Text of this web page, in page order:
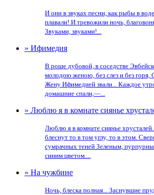
И они в звуках песни, как рыбы в
плавали! И тревожили ночь,
Звуками, звуками!...
» Ифимедия
В роще дубовой, в соседстве
молодою женою, без слез и без горя,
Жену Ифимедией звали... Каждое
домашние спали,—...
» Люблю я в комнате сиянье
Люблю я в комнате сиянье
блеснут то в том углу, то в этом.
сумрачных теней Зеленым,
синим цветом....
» На чужбине
Ночь, блеска полная... Заснувшие